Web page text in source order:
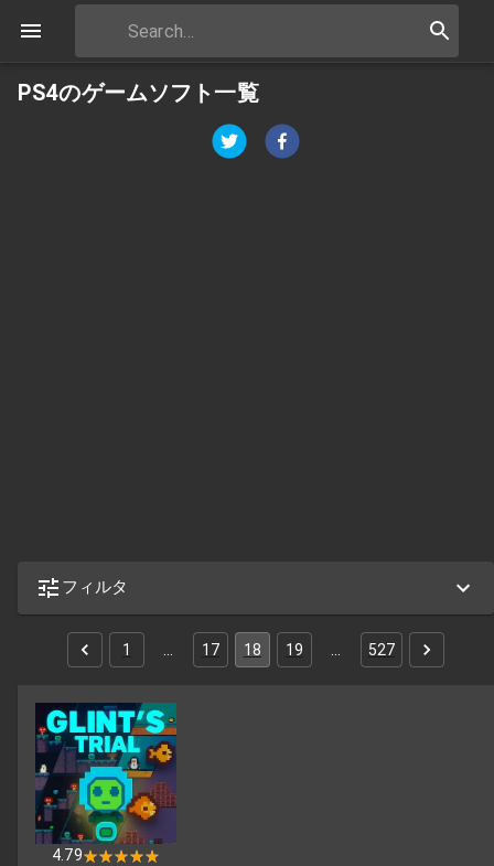
PS4のゲームソフト一覧
フィルタ
1 17 18 19 527
4.79★★★★★
★★★★★